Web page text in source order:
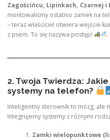
Zagościńcu, Lipinkach, Czarnej i
montowaliśmy ostatnio zamek na
– teraz właściciel otwiera wejście
z psem. To się nazywa postęp!
2. Twoja Twierdza:
systemy na telefon?
Inteligentny sterownik to mózg, ale
Integrujemy systemy z różnymi
Zamki wielopunktowe